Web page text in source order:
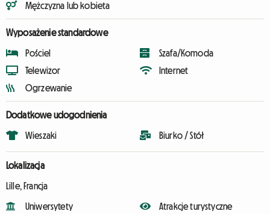
Mężczyzna lub kobieta
Wyposażenie standardowe
Pościel
Telewizor
Ogrzewanie
Szafa/Komoda
Internet
Dodatkowe udogodnienia
Wieszaki Biurko / Stół
Lokalizacja
Lille, Francja
Uniwersytety Atrakcje turystyczne